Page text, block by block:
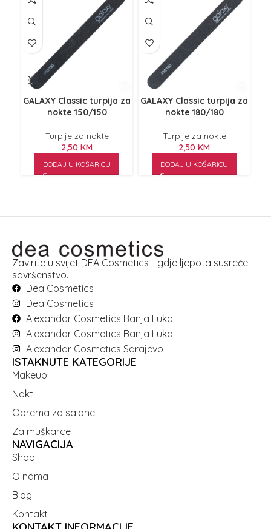
GALAXY Classic turpija za
nokte 150/150
Turpije za nokte
2,50 KM
DODAJ U KOŠARICU
GALAXY Classic turpija za
nokte 180/180
Turpije za nokte
2,50 KM
DODAJ U KOŠARICU
Zavirite u svijet DEA Cosmetics - gdje ljepota susreće
savršenstvo.
Dea Cosmetics
Dea Cosmetics
Alexandar Cosmetics Banja Luka
Alexandar Cosmetics Banja Luka
Alexandar Cosmetics Sarajevo
ISTAKNUTE KATEGORIJE
Makeup
Nokti
Oprema za salone
Za muškarce
NAVIGACIJA
Shop
O nama
Blog
Kontakt